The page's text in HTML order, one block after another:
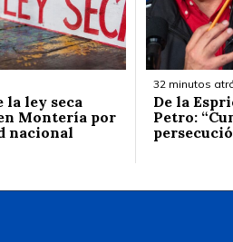
la ley seca
Montería por
nacional
32 minutos
De la
Petro: